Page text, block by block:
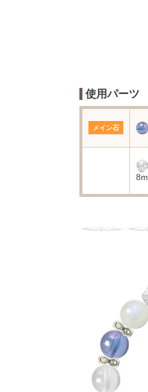
使用パーツ
メイン石